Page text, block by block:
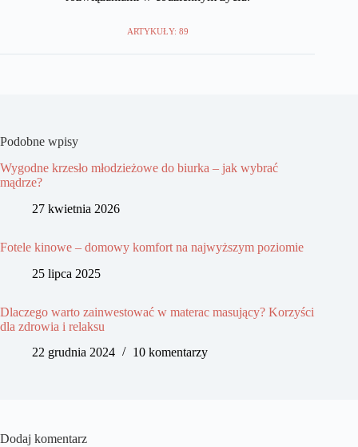
ARTYKUŁY: 89
Podobne wpisy
Wygodne krzesło młodzieżowe do biurka – jak wybrać
mądrze?
27 kwietnia 2026
Fotele kinowe – domowy komfort na najwyższym poziomie
25 lipca 2025
Dlaczego warto zainwestować w materac masujący? Korzyści
dla zdrowia i relaksu
22 grudnia 2024
10 komentarzy
Dodaj komentarz